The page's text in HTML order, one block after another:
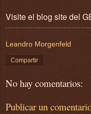
Visite el blog site del
Leandro Morgenfeld
Compartir
No hay comentarios:
Publicar un